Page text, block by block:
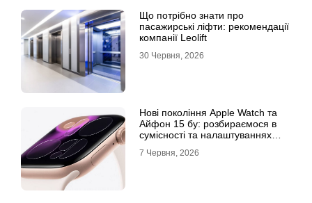
Що потрібно знати про
пасажирські ліфти: рекомендації
компанії Leolift
30 Червня, 2026
Нові покоління Apple Watch та
Айфон 15 бу: розбираємося в
сумісності та налаштуваннях
7 Червня, 2026